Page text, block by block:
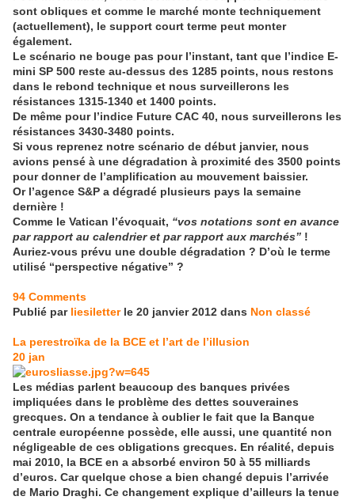
sont obliques et comme le marché monte techniquement
(actuellement), le support court terme peut monter
également.
Le scénario ne bouge pas pour l’instant, tant que l’indice E-
mini SP 500 reste au-dessus des 1285 points, nous restons
dans le rebond technique et nous surveillerons les
résistances 1315-1340 et 1400 points.
De même pour l’indice Future CAC 40, nous surveillerons les
résistances 3430-3480 points.
Si vous reprenez notre scénario de début janvier, nous
avions pensé à une dégradation à proximité des 3500 points
pour donner de l’amplification au mouvement baissier.
Or l’agence S&P a dégradé plusieurs pays la semaine
dernière !
Comme le Vatican l’évoquait, “vos notations sont en avance
par rapport au calendrier et par rapport aux marchés” !
Auriez-vous prévu une double dégradation ? D’où le terme
utilisé “perspective négative” ?
94 Comments
Publié par liesiletterle 20 janvier 2012 dans Non classé
La perestroïka de la BCE et l’art de l’illusion
20 jan
Les médias parlent beaucoup des banques privées
impliquées dans le problème des dettes souveraines
grecques. On a tendance à oublier le fait que la Banque
centrale européenne possède, elle aussi, une quantité non
négligeable de ces obligations grecques. En réalité, depuis
mai 2010, la BCE en a absorbé environ 50 à 55 milliards
d’euros. Car quelque chose a bien changé depuis l’arrivée
de Mario Draghi. Ce changement explique d’ailleurs la tenue